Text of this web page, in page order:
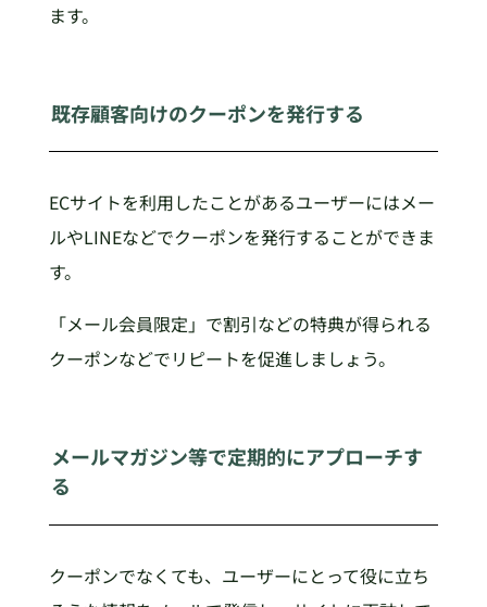
ます。
既存顧客向けのクーポンを発行する
ECサイトを利用したことがあるユーザーにはメー
ルやLINEなどでクーポンを発行することができま
す。
「メール会員限定」で割引などの特典が得られる
クーポンなどでリピートを促進しましょう。
メールマガジン等で定期的にアプローチす
る
クーポンでなくても、ユーザーにとって役に立ち